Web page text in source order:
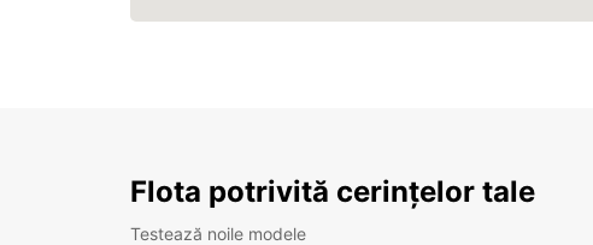
Flota potrivită cerințelor tale
Testează noile modele